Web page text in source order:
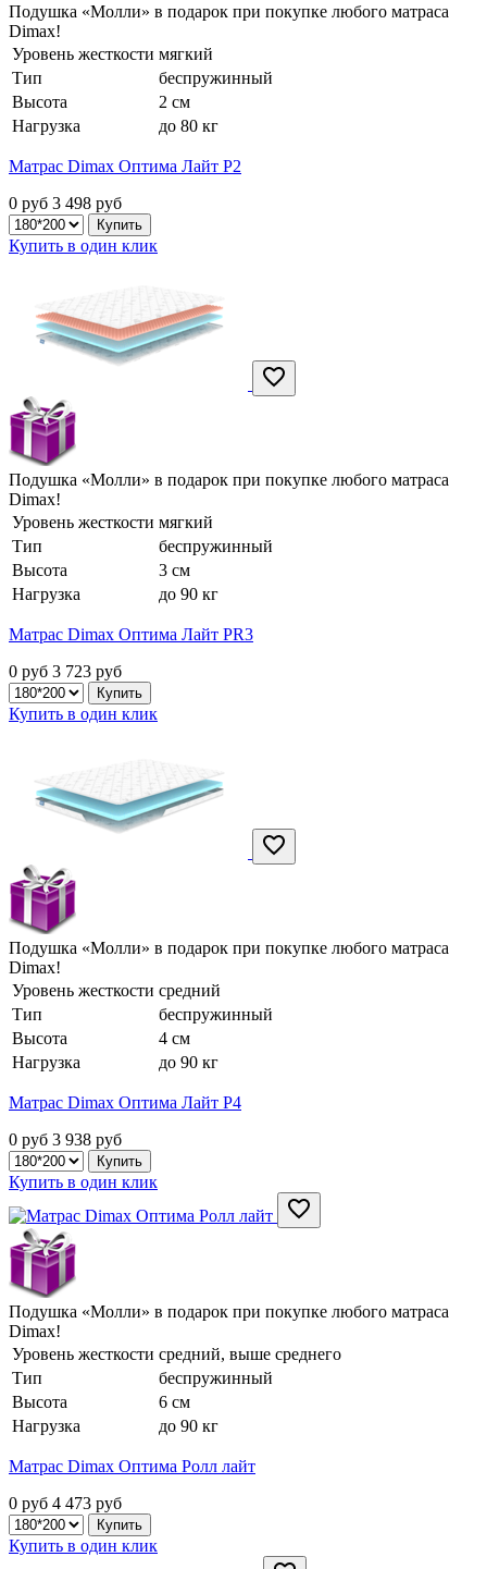
Подушка «Молли» в подарок при покупке любого матраса
Dimax!
Уровень жесткости мягкий
Тип
беспружинный
Высота
2 см
Нагрузка
до 80 кг
Матрас Dimax Оптима Лайт P2
0 руб 3 498 руб
Купить в один клик
Подушка «Молли» в подарок при покупке любого матраса
Dimax!
Уровень жесткости мягкий
Тип
беспружинный
Высота
3 см
Нагрузка
до 90 кг
Матрас Dimax Оптима Лайт PR3
0 руб 3 723 руб
Купить в один клик
Подушка «Молли» в подарок при покупке любого матраса
Dimax!
Уровень жесткости средний
Тип
беспружинный
Высота
4 см
Нагрузка
до 90 кг
Матрас Dimax Оптима Лайт P4
0 руб 3 938 руб
Купить в один клик
Подушка «Молли» в подарок при покупке любого матраса
Dimax!
Уровень жесткости средний, выше среднего
Тип
беспружинный
Высота
6 см
Нагрузка
до 90 кг
Матрас Dimax Оптима Ролл лайт
0 руб 4 473 руб
Купить в один клик